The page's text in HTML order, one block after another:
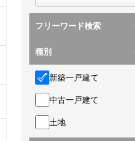
フリーワード検索
種別
新築一戸建て
中古一戸建て
土地